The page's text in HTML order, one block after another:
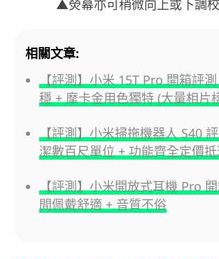
▲熒幕亦可稍微向上或下調校
相關文章:
【評測】小米 15T Pro 開箱評
穩 + 摩卡金用色獨特 (大量相片
【評測】小米掃拖機器人 S40
潔數百尺單位 + 功能齊全定價
【評測】小米開放式耳機 Pro
間佩戴舒適 + 音質不俗